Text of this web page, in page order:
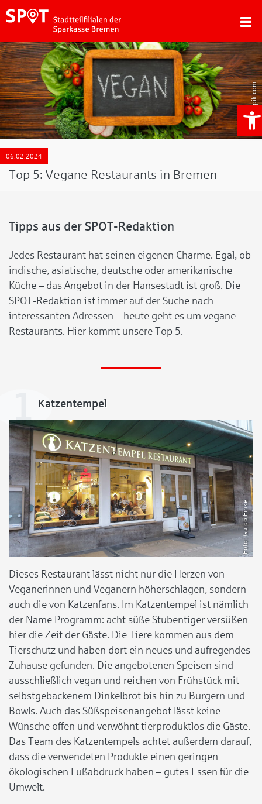
Freepik.com
06.02.2024
Top 5: Vegane Restaurants in Bremen
Tipps aus der SPOT-Redaktion
Jedes Restaurant hat seinen eigenen Charme. Egal, ob
indische, asiatische, deutsche oder amerikanische
Küche – das Angebot in der Hansestadt ist groß. Die
SPOT-Redaktion ist immer auf der Suche nach
interessanten Adressen – heute geht es um vegane
Restaurants. Hier kommt unsere Top 5.
Katzentempel
Guido Finke
Dieses Restaurant lässt nicht nur die Herzen von
Veganerinnen und Veganern höherschlagen, sondern
auch die von Katzenfans. Im Katzentempel ist nämlich
der Name Programm: acht süße Stubentiger versüßen
hier die Zeit der Gäste. Die Tiere kommen aus dem
Tierschutz und haben dort ein neues und aufregendes
Zuhause gefunden. Die angebotenen Speisen sind
ausschließlich vegan und reichen von Frühstück mit
selbstgebackenem Dinkelbrot bis hin zu Burgern und
Bowls. Auch das Süßspeisenangebot lässt keine
Wünsche offen und verwöhnt tierproduktlos die Gäste.
Das Team des Katzentempels achtet außerdem darauf,
dass die verwendeten Produkte einen geringen
ökologischen Fußabdruck haben – gutes Essen für die
Umwelt.